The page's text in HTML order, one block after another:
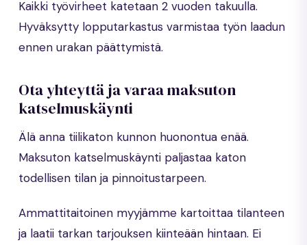
Kaikki työvirheet katetaan 2 vuoden takuulla.
Hyväksytty lopputarkastus varmistaa työn laadun
ennen urakan päättymistä.
Ota yhteyttä ja varaa maksuton
katselmuskäynti
Älä anna tiilikaton kunnon huonontua enää.
Maksuton katselmuskäynti paljastaa katon
todellisen tilan ja pinnoitustarpeen.
Ammattitaitoinen myyjämme kartoittaa tilanteen
ja laatii tarkan tarjouksen kiinteään hintaan. Ei